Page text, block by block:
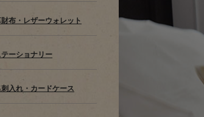
布・レザーウォレット
テーショナリー
入れ・カードケース